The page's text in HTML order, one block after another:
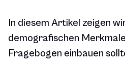
In diesem Artikel zeigen
demografischen
Fragebogen einbauen